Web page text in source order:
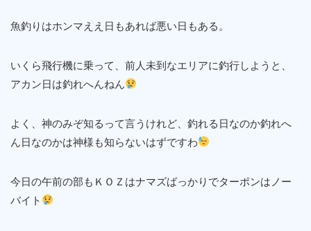
魚釣りはホンマええ日もあれば悪い日もある。
いくら飛行機に乗って、前人未到なエリアに釣行しようと、
アカン日は釣れへんねん
よく、神のみぞ知るって言うけれど、釣れる日なのか釣れへ
ん日なのかは神様も知らないはずですわ
今日の午前の部もＫＯＺはナマズばっかりでターポンはノー
バイト